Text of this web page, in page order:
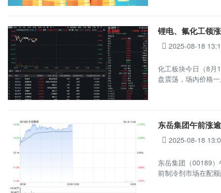
锂电、氟化工领
2025-08-18
化工板块今日（8月
盘震荡，场内价格
东岳集团午前涨
2025-08-18
东岳集团（00189
前制冷剂市场在配